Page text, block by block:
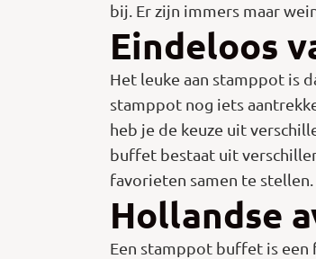
bij. Er zijn immers maar
Eindeloos
Het leuke aan stamppot is
stamppot nog iets
heb je de keuze uit
buffet bestaat uit
favorieten samen te
Hollandse
Een stamppot buffet is een